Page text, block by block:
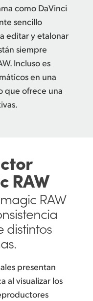
como DaVinci
sencillo
editar y etalonar
siempre
Incluso es
en una
que ofrece una
RAW
RAW
distintos
presentan
al visualizar los